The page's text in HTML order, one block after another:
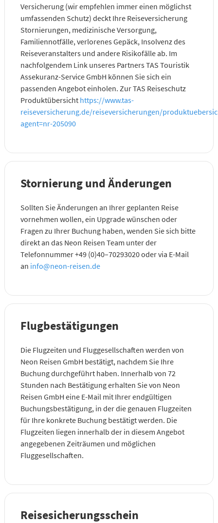
Versicherung (wir empfehlen immer einen möglichst
umfassenden Schutz) deckt Ihre Reiseversicherung
Stornierungen, medizinische Versorgung,
Familiennotfälle, verlorenes Gepäck, Insolvenz des
Reiseveranstalters und andere Risikofälle ab. Im
nachfolgendem Link unseres Partners TAS Touristik
Assekuranz-Service GmbH können Sie sich ein
passenden Angebot einholen. Zur TAS Reiseschutz
Produktübersicht https://www.tas-
reiseversicherung.de/reiseversicherungen/
agent=nr-205090
Stornierung und Änderungen
Sollten Sie Änderungen an Ihrer geplanten Reise
vornehmen wollen, ein Upgrade wünschen oder
Fragen zu Ihrer Buchung haben, wenden Sie sich bitte
direkt an das Neon Reisen Team unter der
Telefonnummer +49 (0)40–70293020 oder via E-Mail
an info@neon-reisen.de
Flugbestätigungen
Die Flugzeiten und Fluggesellschaften werden von
Neon Reisen GmbH bestätigt, nachdem Sie Ihre
Buchung durchgeführt haben. Innerhalb von 72
Stunden nach Bestätigung erhalten Sie von Neon
Reisen GmbH eine E-Mail mit Ihrer endgültigen
Buchungsbestätigung, in der die genauen Flugzeiten
für Ihre konkrete Buchung bestätigt werden. Die
Flugzeiten liegen innerhalb der in diesem Angebot
angegebenen Zeiträumen und möglichen
Fluggesellschaften.
Reisesicherungsschein